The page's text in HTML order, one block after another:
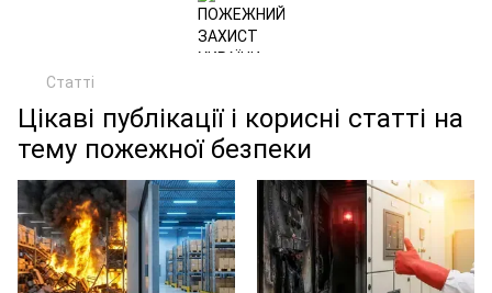
Статті
Цікаві публікації і корисні статті на
тему пожежної безпеки